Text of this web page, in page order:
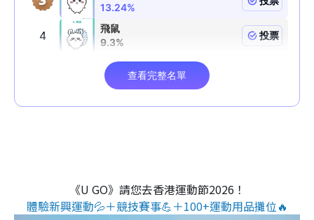
《U GO》請您去香港運動節2026！
體驗新興運動💦＋競技賽事💪＋100+運動用品攤位🔥